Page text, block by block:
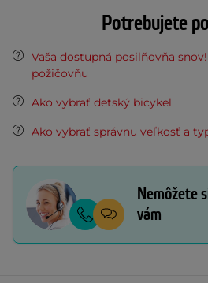
Potrebujete
Vaša dostupná posilňovňa
požičovňu
Ako vybrať detský bicykel
Ako vybrať správnu veľkosť a
Nemôžete
vám